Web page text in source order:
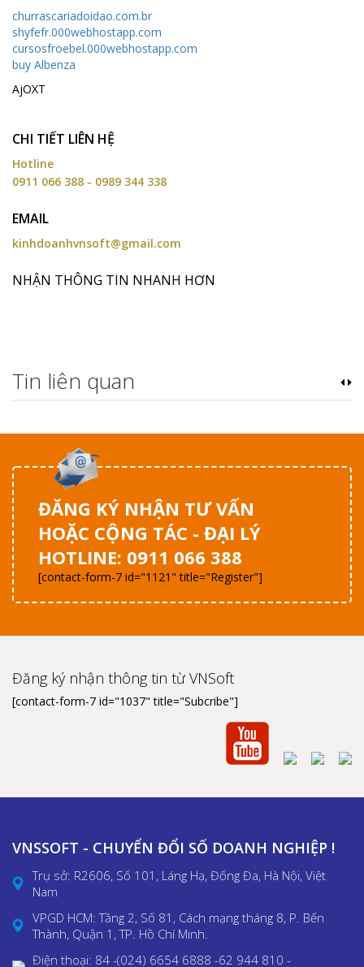
churrascariadoidao.com.br
shyfefr.000webhostapp.com
cursosfroebel.000webhostapp.com
buy Albenza
AjOXT
CHI TIẾT LIÊN HỆ
Hotline
0911 066 388 - 0989 344 338
EMAIL
kinhdoanhvnsoft@gmail.com
NHẬN THÔNG TIN NHANH HƠN
Tin liên quan
ĐĂNG KÝ NHẬN TƯ VẤN
HOẶC CỘNG TÁC - ĐẠI LÝ
HOTLINE: 0911 066 388
[contact-form-7 id="1121" title="Register"]
Đăng ký nhận thông tin từ VNSoft
[contact-form-7 id="1037" title="Subcribe"]
VNSSOFT - CHUYỂN ĐỔI SỐ DOANH NGHIỆP !
Trụ sở: R2606, Số 101, Láng Hạ, Đống Đa, Hà Nội, Việt
Nam
VPGD HCM: Tầng 2, Số 81, Cách mạng tháng 8, P. Bến
Thành, Quận 1, TP. Hồ Chí Minh.
Điện thoại: 84 -(024) 6654 6888 -62 944 810 -